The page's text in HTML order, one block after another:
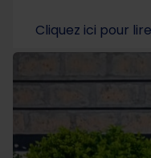
Cliquez ici pour